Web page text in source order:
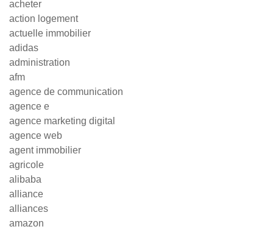
acheter
action logement
actuelle immobilier
adidas
administration
afm
agence de communication
agence e
agence marketing digital
agence web
agent immobilier
agricole
alibaba
alliance
alliances
amazon